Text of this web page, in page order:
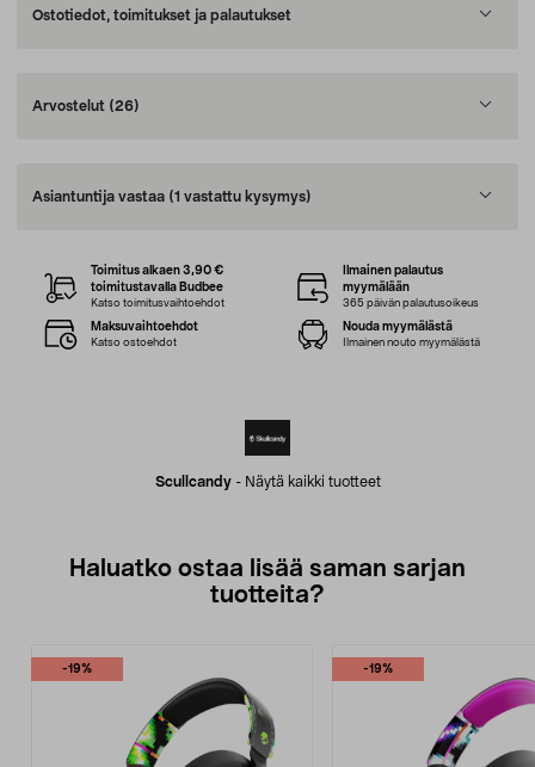
Ostotiedot, toimitukset ja palautukset
Arvostelut (26)
Asiantuntija vastaa (1 vastattu kysymys)
Scullcandy- Näytä kaikki tuotteet
Toimitus alkaen 3,90 €
toimitustavalla Budbee
Katso toimitusvaihtoehdot
Ilmainen palautus
myymälään
365 päivän palautusoikeus
Maksuvaihtoehdot
Katso ostoehdot
Nouda myymälästä
Ilmainen nouto myymälästä
Haluatko ostaa lisää saman sarjan
tuotteita?
-19% -19%